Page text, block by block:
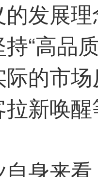
发展
“高品
的市
新唤
自身来